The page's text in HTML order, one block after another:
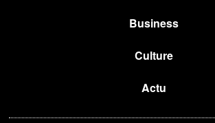
Business
Culture
Actu